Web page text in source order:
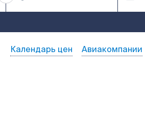
Календарь цен Авиакомпании